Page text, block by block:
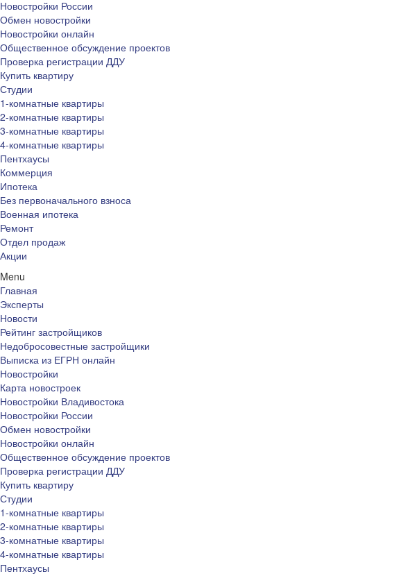
Новостройки России
Обмен новостройки
Новостройки онлайн
Общественное обсуждение проектов
Проверка регистрации ДДУ
Купить квартиру
Студии
1-комнатные квартиры
2-комнатные квартиры
3-комнатные квартиры
4-комнатные квартиры
Пентхаусы
Коммерция
Ипотека
Без первоначального взноса
Военная ипотека
Ремонт
Отдел продаж
Акции
Menu
Главная
Эксперты
Новости
Рейтинг застройщиков
Недобросовестные застройщики
Выписка из ЕГРН онлайн
Новостройки
Карта новостроек
Новостройки Владивостока
Новостройки России
Обмен новостройки
Новостройки онлайн
Общественное обсуждение проектов
Проверка регистрации ДДУ
Купить квартиру
Студии
1-комнатные квартиры
2-комнатные квартиры
3-комнатные квартиры
4-комнатные квартиры
Пентхаусы